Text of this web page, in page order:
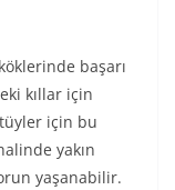
başarı
kıllar için
tüyler için bu
yakın
yaşanabilir.